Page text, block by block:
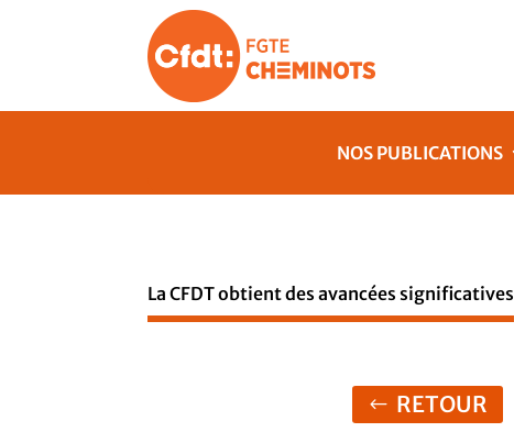
NOS PUBLICATIONS
La CFDT obtient des avancées significatives
RETOUR